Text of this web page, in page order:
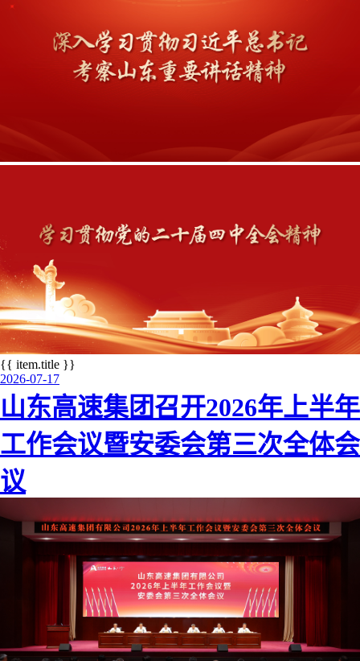
上
一
下
一
{{ item.title }}
2026-07-17
山东高速集团召开2026年上半年
工作会议暨安委会第三次全体会
议